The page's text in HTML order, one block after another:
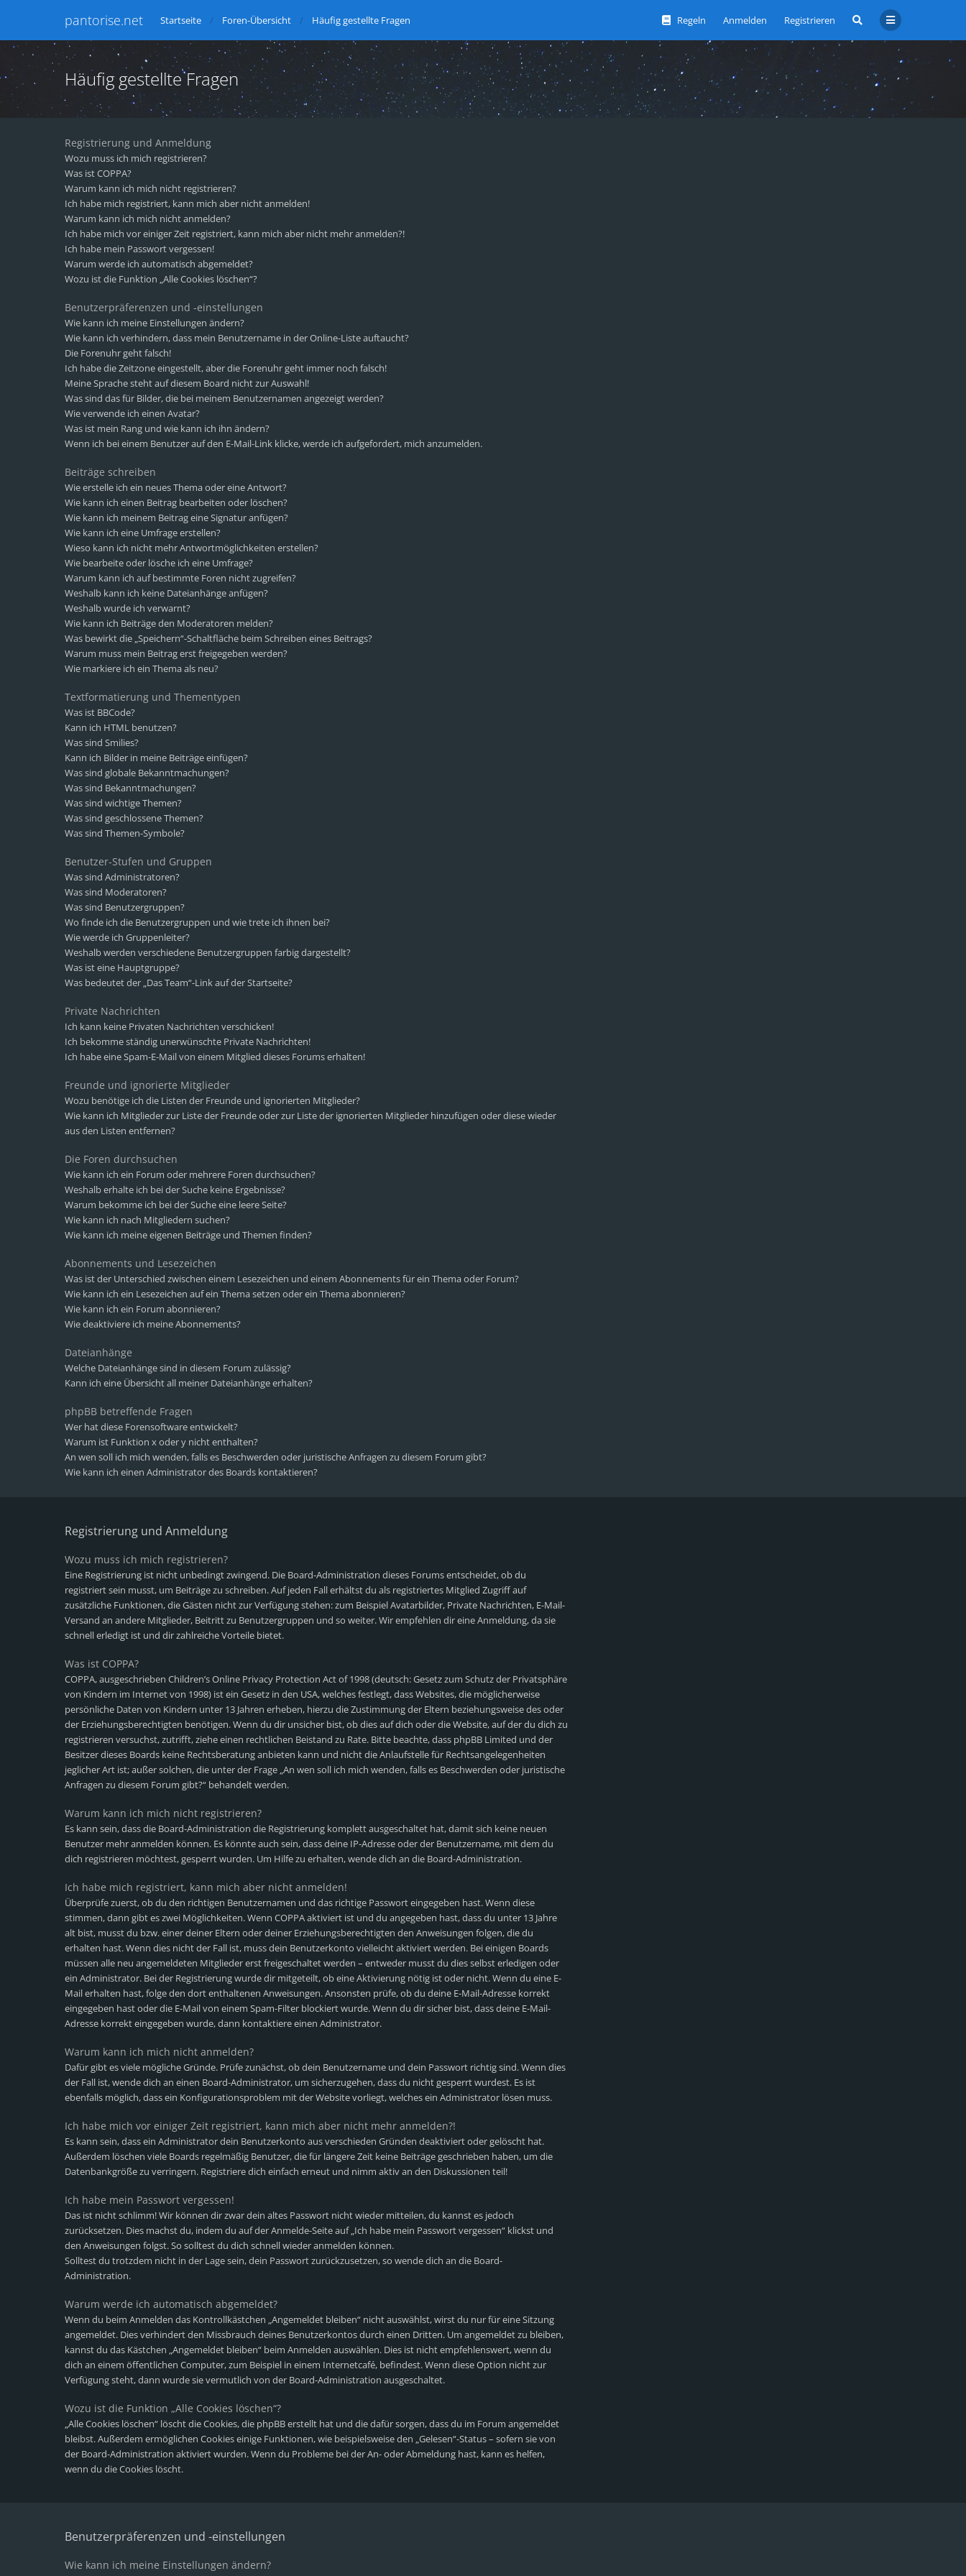
pantorise.net Regeln Anmelden Registrieren
Startseite Foren-Übersicht Häufig gestellte Fragen
Häufig gestellte Fragen
Registrierung und Anmeldung
Wozu muss ich mich registrieren?
Was ist COPPA?
Warum kann ich mich nicht registrieren?
Ich habe mich registriert, kann mich aber nicht anmelden!
Warum kann ich mich nicht anmelden?
Ich habe mich vor einiger Zeit registriert, kann mich aber nicht mehr anmelden?!
Ich habe mein Passwort vergessen!
Warum werde ich automatisch abgemeldet?
Wozu ist die Funktion „Alle Cookies löschen“?
Benutzerpräferenzen und -einstellungen
Wie kann ich meine Einstellungen ändern?
Wie kann ich verhindern, dass mein Benutzername in der Online-Liste auftaucht?
Die Forenuhr geht falsch!
Ich habe die Zeitzone eingestellt, aber die Forenuhr geht immer noch falsch!
Meine Sprache steht auf diesem Board nicht zur Auswahl!
Was sind das für Bilder, die bei meinem Benutzernamen angezeigt werden?
Wie verwende ich einen Avatar?
Was ist mein Rang und wie kann ich ihn ändern?
Wenn ich bei einem Benutzer auf den E-Mail-Link klicke, werde ich aufgefordert, mich anzumelden.
Beiträge schreiben
Wie erstelle ich ein neues Thema oder eine Antwort?
Wie kann ich einen Beitrag bearbeiten oder löschen?
Wie kann ich meinem Beitrag eine Signatur anfügen?
Wie kann ich eine Umfrage erstellen?
Wieso kann ich nicht mehr Antwortmöglichkeiten erstellen?
Wie bearbeite oder lösche ich eine Umfrage?
Warum kann ich auf bestimmte Foren nicht zugreifen?
Weshalb kann ich keine Dateianhänge anfügen?
Weshalb wurde ich verwarnt?
Wie kann ich Beiträge den Moderatoren melden?
Was bewirkt die „Speichern“-Schaltfläche beim Schreiben eines Beitrags?
Warum muss mein Beitrag erst freigegeben werden?
Wie markiere ich ein Thema als neu?
Textformatierung und Thementypen
Was ist BBCode?
Kann ich HTML benutzen?
Was sind Smilies?
Kann ich Bilder in meine Beiträge einfügen?
Was sind globale Bekanntmachungen?
Was sind Bekanntmachungen?
Was sind wichtige Themen?
Was sind geschlossene Themen?
Was sind Themen-Symbole?
Benutzer-Stufen und Gruppen
Was sind Administratoren?
Was sind Moderatoren?
Was sind Benutzergruppen?
Wo finde ich die Benutzergruppen und wie trete ich ihnen bei?
Wie werde ich Gruppenleiter?
Weshalb werden verschiedene Benutzergruppen farbig dargestellt?
Was ist eine Hauptgruppe?
Was bedeutet der „Das Team“-Link auf der Startseite?
Private Nachrichten
Ich kann keine Privaten Nachrichten verschicken!
Ich bekomme ständig unerwünschte Private Nachrichten!
Ich habe eine Spam-E-Mail von einem Mitglied dieses Forums erhalten!
Freunde und ignorierte Mitglieder
Wozu benötige ich die Listen der Freunde und ignorierten Mitglieder?
Wie kann ich Mitglieder zur Liste der Freunde oder zur Liste der ignorierten Mitglieder hinzufügen oder diese wieder
aus den Listen entfernen?
Die Foren durchsuchen
Wie kann ich ein Forum oder mehrere Foren durchsuchen?
Weshalb erhalte ich bei der Suche keine Ergebnisse?
Warum bekomme ich bei der Suche eine leere Seite?
Wie kann ich nach Mitgliedern suchen?
Wie kann ich meine eigenen Beiträge und Themen finden?
Abonnements und Lesezeichen
Was ist der Unterschied zwischen einem Lesezeichen und einem Abonnements für ein Thema oder Forum?
Wie kann ich ein Lesezeichen auf ein Thema setzen oder ein Thema abonnieren?
Wie kann ich ein Forum abonnieren?
Wie deaktiviere ich meine Abonnements?
Dateianhänge
Welche Dateianhänge sind in diesem Forum zulässig?
Kann ich eine Übersicht all meiner Dateianhänge erhalten?
phpBB betreffende Fragen
Wer hat diese Forensoftware entwickelt?
Warum ist Funktion x oder y nicht enthalten?
An wen soll ich mich wenden, falls es Beschwerden oder juristische Anfragen zu diesem Forum gibt?
Wie kann ich einen Administrator des Boards kontaktieren?
Registrierung und Anmeldung
Wozu muss ich mich registrieren?
Eine Registrierung ist nicht unbedingt zwingend. Die Board-Administration dieses Forums entscheidet, ob du
registriert sein musst, um Beiträge zu schreiben. Auf jeden Fall erhältst du als registriertes Mitglied Zugriff auf
zusätzliche Funktionen, die Gästen nicht zur Verfügung stehen: zum Beispiel Avatarbilder, Private Nachrichten, E-Mail-
Versand an andere Mitglieder, Beitritt zu Benutzergruppen und so weiter. Wir empfehlen dir eine Anmeldung, da sie
schnell erledigt ist und dir zahlreiche Vorteile bietet.
Was ist COPPA?
COPPA, ausgeschrieben Children’s Online Privacy Protection Act of 1998 (deutsch: Gesetz zum Schutz der Privatsphäre
von Kindern im Internet von 1998) ist ein Gesetz in den USA, welches festlegt, dass Websites, die möglicherweise
persönliche Daten von Kindern unter 13 Jahren erheben, hierzu die Zustimmung der Eltern beziehungsweise des oder
der Erziehungsberechtigten benötigen. Wenn du dir unsicher bist, ob dies auf dich oder die Website, auf der du dich zu
registrieren versuchst, zutrifft, ziehe einen rechtlichen Beistand zu Rate. Bitte beachte, dass phpBB Limited und der
Besitzer dieses Boards keine Rechtsberatung anbieten kann und nicht die Anlaufstelle für Rechtsangelegenheiten
jeglicher Art ist; außer solchen, die unter der Frage „An wen soll ich mich wenden, falls es Beschwerden oder juristische
Anfragen zu diesem Forum gibt?“ behandelt werden.
Warum kann ich mich nicht registrieren?
Es kann sein, dass die Board-Administration die Registrierung komplett ausgeschaltet hat, damit sich keine neuen
Benutzer mehr anmelden können. Es könnte auch sein, dass deine IP-Adresse oder der Benutzername, mit dem du
dich registrieren möchtest, gesperrt wurden. Um Hilfe zu erhalten, wende dich an die Board-Administration.
Ich habe mich registriert, kann mich aber nicht anmelden!
Überprüfe zuerst, ob du den richtigen Benutzernamen und das richtige Passwort eingegeben hast. Wenn diese
stimmen, dann gibt es zwei Möglichkeiten. Wenn COPPAaktiviert ist und du angegeben hast, dass du unter 13 Jahre
alt bist, musst du bzw. einer deiner Eltern oder deiner Erziehungsberechtigten den Anweisungen folgen, die du
erhalten hast. Wenn dies nicht der Fall ist, muss dein Benutzerkonto vielleicht aktiviert werden. Bei einigen Boards
müssen alle neu angemeldeten Mitglieder erst freigeschaltet werden – entweder musst du dies selbst erledigen oder
ein Administrator. Bei der Registrierung wurde dir mitgeteilt, ob eine Aktivierung nötig ist oder nicht. Wenn du eine E-
Mail erhalten hast, folge den dort enthaltenen Anweisungen. Ansonsten prüfe, ob du deine E-Mail-Adresse korrekt
eingegeben hast oder die E-Mail von einem Spam-Filter blockiert wurde. Wenn du dir sicher bist, dass deine E-Mail-
Adresse korrekt eingegeben wurde, dann kontaktiere einen Administrator.
Warum kann ich mich nicht anmelden?
Dafür gibt es viele mögliche Gründe. Prüfe zunächst, ob dein Benutzername und dein Passwort richtig sind. Wenn dies
der Fall ist, wende dich an einen Board-Administrator, um sicherzugehen, dass du nicht gesperrt wurdest. Es ist
ebenfalls möglich, dass ein Konfigurationsproblem mit der Website vorliegt, welches ein Administrator lösen muss.
Ich habe mich vor einiger Zeit registriert, kann mich aber nicht mehr anmelden?!
Es kann sein, dass ein Administrator dein Benutzerkonto aus verschieden Gründen deaktiviert oder gelöscht hat.
Außerdem löschen viele Boards regelmäßig Benutzer, die für längere Zeit keine Beiträge geschrieben haben, um die
Datenbankgröße zu verringern. Registriere dich einfach erneut und nimm aktiv an den Diskussionen teil!
Ich habe mein Passwort vergessen!
Das ist nicht schlimm! Wir können dir zwar dein altes Passwort nicht wieder mitteilen, du kannst es jedoch
zurücksetzen. Dies machst du, indem du auf der Anmelde-Seite auf „Ich habe mein Passwort vergessen“ klickst und
den Anweisungen folgst. So solltest du dich schnell wieder anmelden können.
Solltest du trotzdem nicht in der Lage sein, dein Passwort zurückzusetzen, so wende dich an die Board-
Administration.
Warum werde ich automatisch abgemeldet?
Wenn du beim Anmelden das Kontrollkästchen „Angemeldet bleiben“ nicht auswählst, wirst du nur für eine Sitzung
angemeldet. Dies verhindert den Missbrauch deines Benutzerkontos durch einen Dritten. Um angemeldet zu bleiben,
kannst du das Kästchen „Angemeldet bleiben“ beim Anmelden auswählen. Dies ist nicht empfehlenswert, wenn du
dich an einem öffentlichen Computer, zum Beispiel in einem Internetcafé, befindest. Wenn diese Option nicht zur
Verfügung steht, dann wurde sie vermutlich von der Board-Administration ausgeschaltet.
Wozu ist die Funktion „Alle Cookies löschen“?
„Alle Cookies löschen“ löscht die Cookies, die phpBB erstellt hat und die dafür sorgen, dass du im Forum angemeldet
bleibst. Außerdem ermöglichen Cookies einige Funktionen, wie beispielsweise den „Gelesen“-Status – sofern sie von
der Board-Administration aktiviert wurden. Wenn du Probleme bei der An- oder Abmeldung hast, kann es helfen,
wenn du die Cookies löscht.
Benutzerpräferenzen und -einstellungen
Wie kann ich meine Einstellungen ändern?